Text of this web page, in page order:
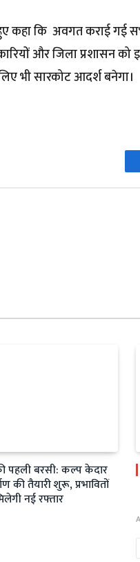
कहा कि अवगत कराई गई
और जिला प्रशासन
भी सारकोट आदर्श बनेगा।
पहली बरसी: कल्प केदार
की तैयारी शुरू, प्रभावितों
नई रफ्तार